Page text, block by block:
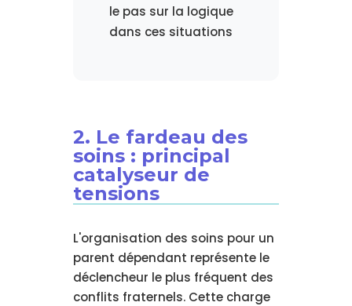
le pas sur la logique
dans ces situations
2. Le fardeau des
soins : principal
catalyseur de
tensions
L'organisation des soins pour un
parent dépendant représente le
déclencheur le plus fréquent des
conflits fraternels. Cette charge